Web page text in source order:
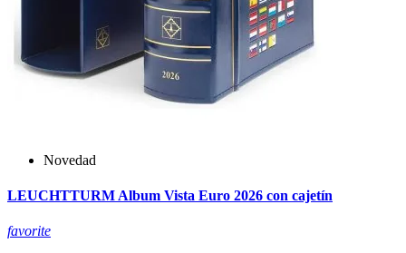
Novedad
LEUCHTTURM Album Vista Euro 2026 con cajetín
favorite